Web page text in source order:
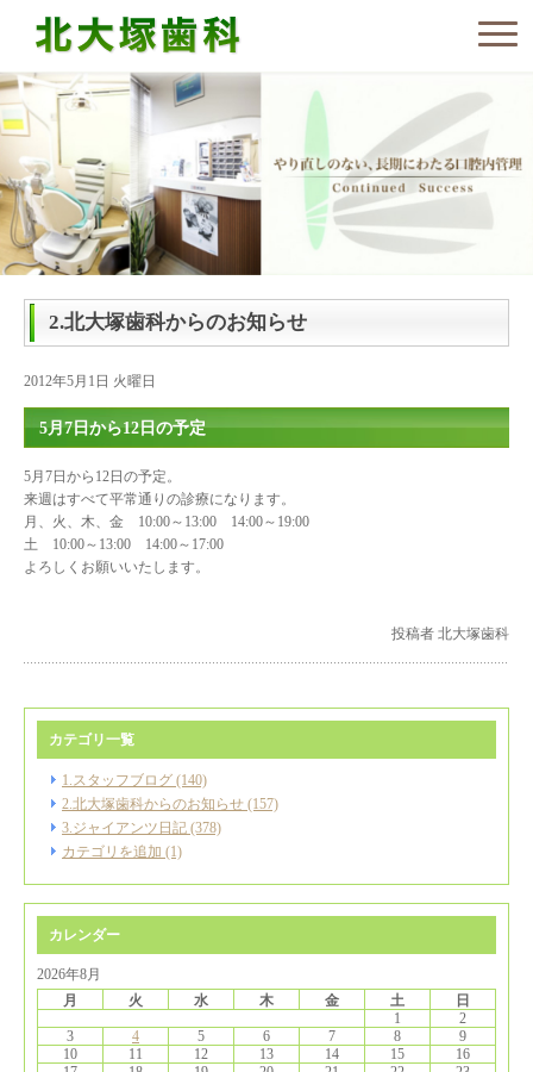
2.北大塚歯科からのお知らせ
2012年5月1日 火曜日
5月7日から12日の予定
5月7日から12日の予定。
来週はすべて平常通りの診療になります。
月、火、木、金 10:00～13:00 14:00～19:00
土 10:00～13:00 14:00～17:00
よろしくお願いいたします。
投稿者 北大塚歯科
カテゴリ一覧
1.スタッフブログ (140)
2.北大塚歯科からのお知らせ (157)
3.ジャイアンツ日記 (378)
カテゴリを追加 (1)
カレンダー
2026年8月
月
火 水 木 金 土
日
1
2
3
4 5 6 7 8
9
10
11 12 13 14 15
16